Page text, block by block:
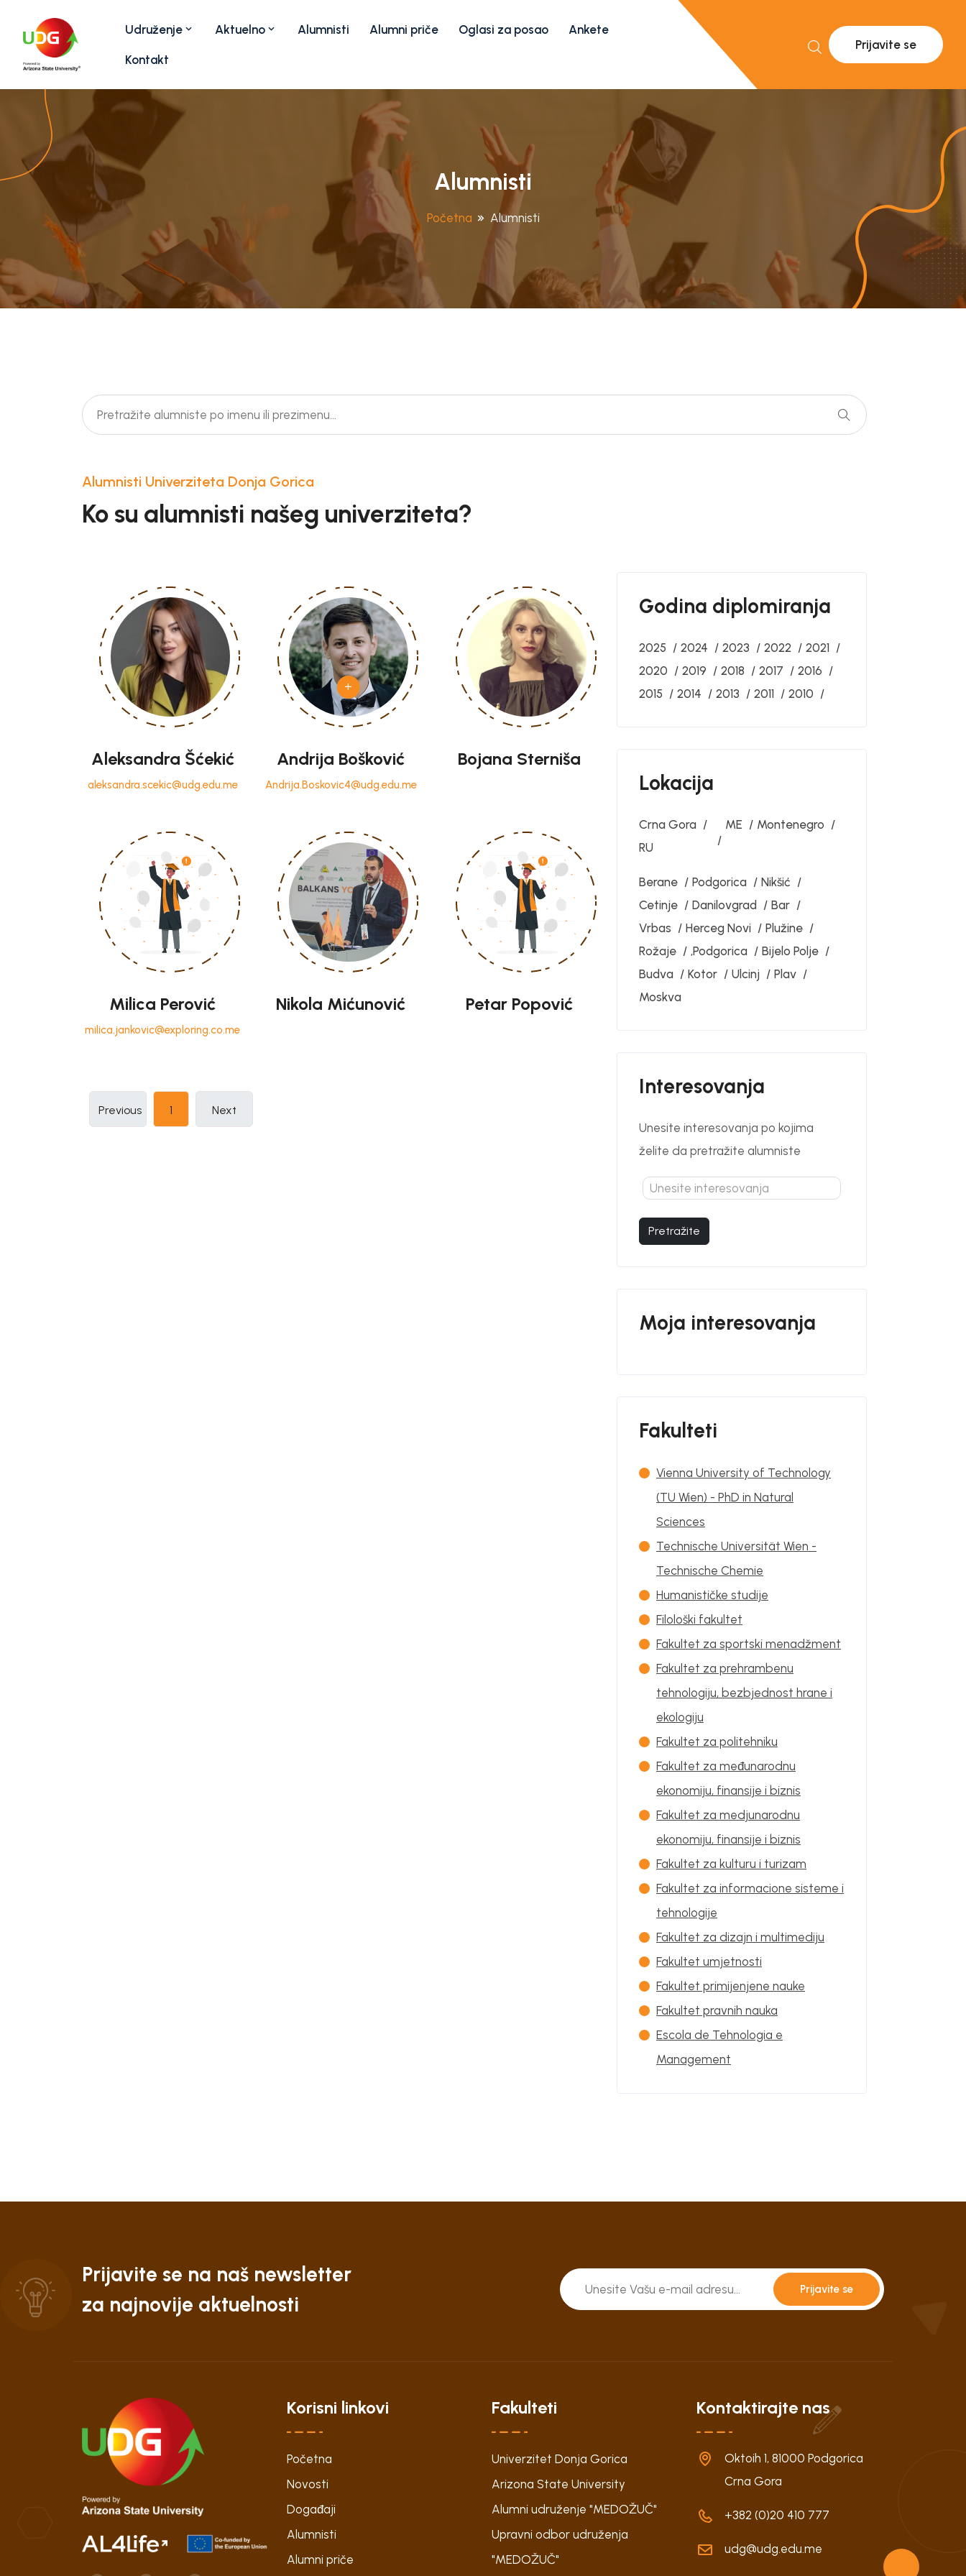
Udruženje Aktuelno Alumnisti Alumni priče Oglasi za posao Ankete
Kontakt
Prijavite se
Alumnisti
Početna Alumnisti
Alumnisti Univerziteta Donja Gorica
Ko su alumnisti našeg univerziteta?
Aleksandra Šćekić
aleksandra.scekic@udg.edu.me
Andrija Bošković
Andrija.Boskovic4@udg.edu.me
Bojana Sterniša
Milica Perović
milica.jankovic@exploring.co.me
Nikola Mićunović Petar Popović
Previous 1 (current)Next
Godina diplomiranja
2025 2024 2023 2022
2021
2020
2019 2018 2017
2016
2015
2014 2013 2011 2010
Lokacija
Crna Gora ME
Montenegro
RU
Berane Podgorica
Nikšić
Cetinje
Danilovgrad
Bar
Vrbas
Herceg Novi
Plužine
Rožaje
‚Podgorica
Bijelo Polje
Budva
Kotor Ulcinj
Plav
Moskva
Interesovanja
Unesite interesovanja po kojima
želite da pretražite alumniste
Pretražite
Moja interesovanja
Fakulteti
Vienna University of Technology
(TU Wien) - PhD in Natural
Sciences
Technische Universität Wien -
Technische Chemie
Humanističke studije
Filološki fakultet
Fakultet za sportski menadžment
Fakultet za prehrambenu
tehnologiju, bezbjednost hrane i
ekologiju
Fakultet za politehniku
Fakultet za međunarodnu
ekonomiju, finansije i biznis
Fakultet za medjunarodnu
ekonomiju, finansije i biznis
Fakultet za kulturu i turizam
Fakultet za informacione sisteme i
tehnologije
Fakultet za dizajn i multimediju
Fakultet umjetnosti
Fakultet primijenjene nauke
Fakultet pravnih nauka
Escola de Tehnologia e
Management
Prijavite se na naš newsletter
za najnovije aktuelnosti
Prijavite se
Korisni linkovi
Početna
Novosti
Događaji
Alumnisti
Alumni priče
Fakulteti
Univerzitet Donja Gorica
Arizona State University
Alumni udruženje "MEDOŽUČ"
Upravni odbor udruženja
"MEDOŽUČ"
Kontaktirajte nas
Oktoih 1, 81000 Podgorica
Crna Gora
+382 (0)20 410 777
udg@udg.edu.me